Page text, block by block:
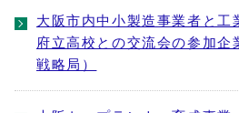
大阪市内中小製造事業者と工
府立高校との交流会の参加企
戦略局）